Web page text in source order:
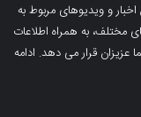
و ویدیوهای مربوط به
مختلف، به همراه اطلاعات
عزیزان قرار می دهد. ادامه